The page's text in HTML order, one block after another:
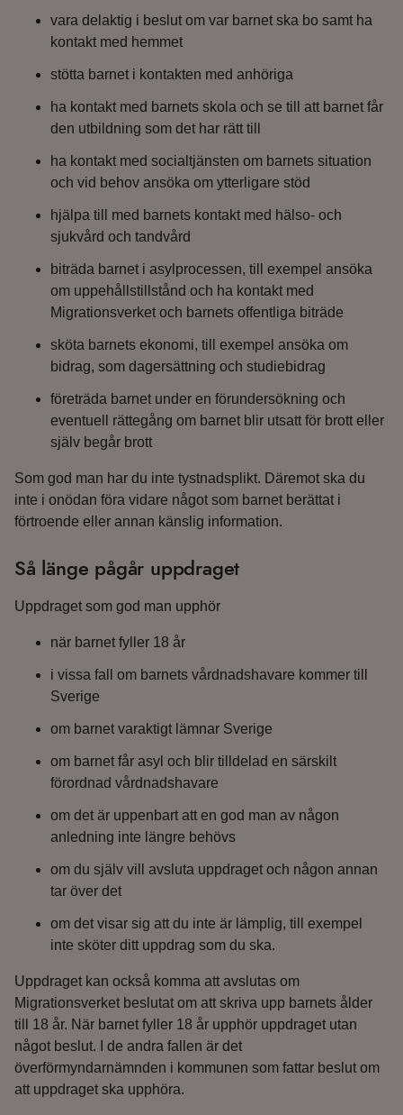
vara delaktig i beslut om var barnet ska bo samt ha
kontakt med hemmet
stötta barnet i kontakten med anhöriga
ha kontakt med barnets skola och se till att barnet får
den utbildning som det har rätt till
ha kontakt med socialtjänsten om barnets situation
och vid behov ansöka om ytterligare stöd
hjälpa till med barnets kontakt med hälso- och
sjukvård och tandvård
biträda barnet i asylprocessen, till exempel ansöka
om uppehållstillstånd och ha kontakt med
Migrationsverket och barnets offentliga biträde
sköta barnets ekonomi, till exempel ansöka om
bidrag, som dagersättning och studiebidrag
företräda barnet under en förundersökning och
eventuell rättegång om barnet blir utsatt för brott eller
själv begår brott
Som god man har du inte tystnadsplikt. Däremot ska du
inte i onödan föra vidare något som barnet berättat i
förtroende eller annan känslig information.
Så länge pågår uppdraget
Uppdraget som god man upphör
när barnet fyller 18 år
i vissa fall om barnets vårdnadshavare kommer till
Sverige
om barnet varaktigt lämnar Sverige
om barnet får asyl och blir tilldelad en särskilt
förordnad vårdnadshavare
om det är uppenbart att en god man av någon
anledning inte längre behövs
om du själv vill avsluta uppdraget och någon annan
tar över det
om det visar sig att du inte är lämplig, till exempel
inte sköter ditt uppdrag som du ska.
Uppdraget kan också komma att avslutas om
Migrationsverket beslutat om att skriva upp barnets ålder
till 18 år. När barnet fyller 18 år upphör uppdraget utan
något beslut. I de andra fallen är det
överförmyndarnämnden i kommunen som fattar beslut om
att uppdraget ska upphöra.